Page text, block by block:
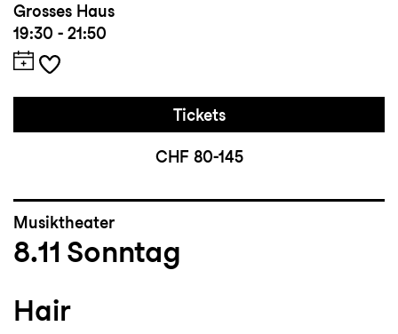
Grosses Haus
19:30 - 21:50
Tickets
CHF 80-145
Musiktheater
8.11 Sonntag
Hair